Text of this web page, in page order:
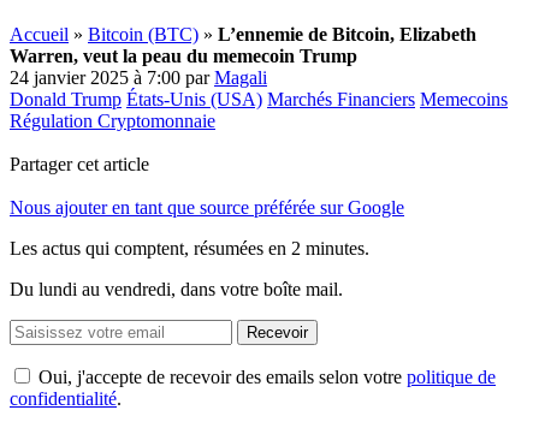
Accueil » Bitcoin (BTC) » L’ennemie de Bitcoin, Elizabeth
Warren, veut la peau du memecoin Trump
24 janvier 2025 à 7:00 parMagali
Donald Trump États-Unis (USA) Marchés Financiers Memecoins
Régulation Cryptomonnaie
Partager cet article
Nous ajouter en tant que source préférée sur Google
Les actus qui comptent, résumées en 2 minutes.
Du lundi au vendredi, dans votre boîte mail.
Recevoir
Oui, j'accepte de recevoir des emails selon votre politique de
confidentialité.